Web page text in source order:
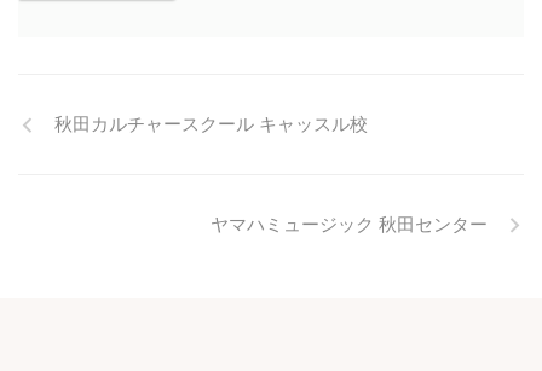
秋田カルチャースクール キャッスル校
ヤマハミュージック 秋田センター